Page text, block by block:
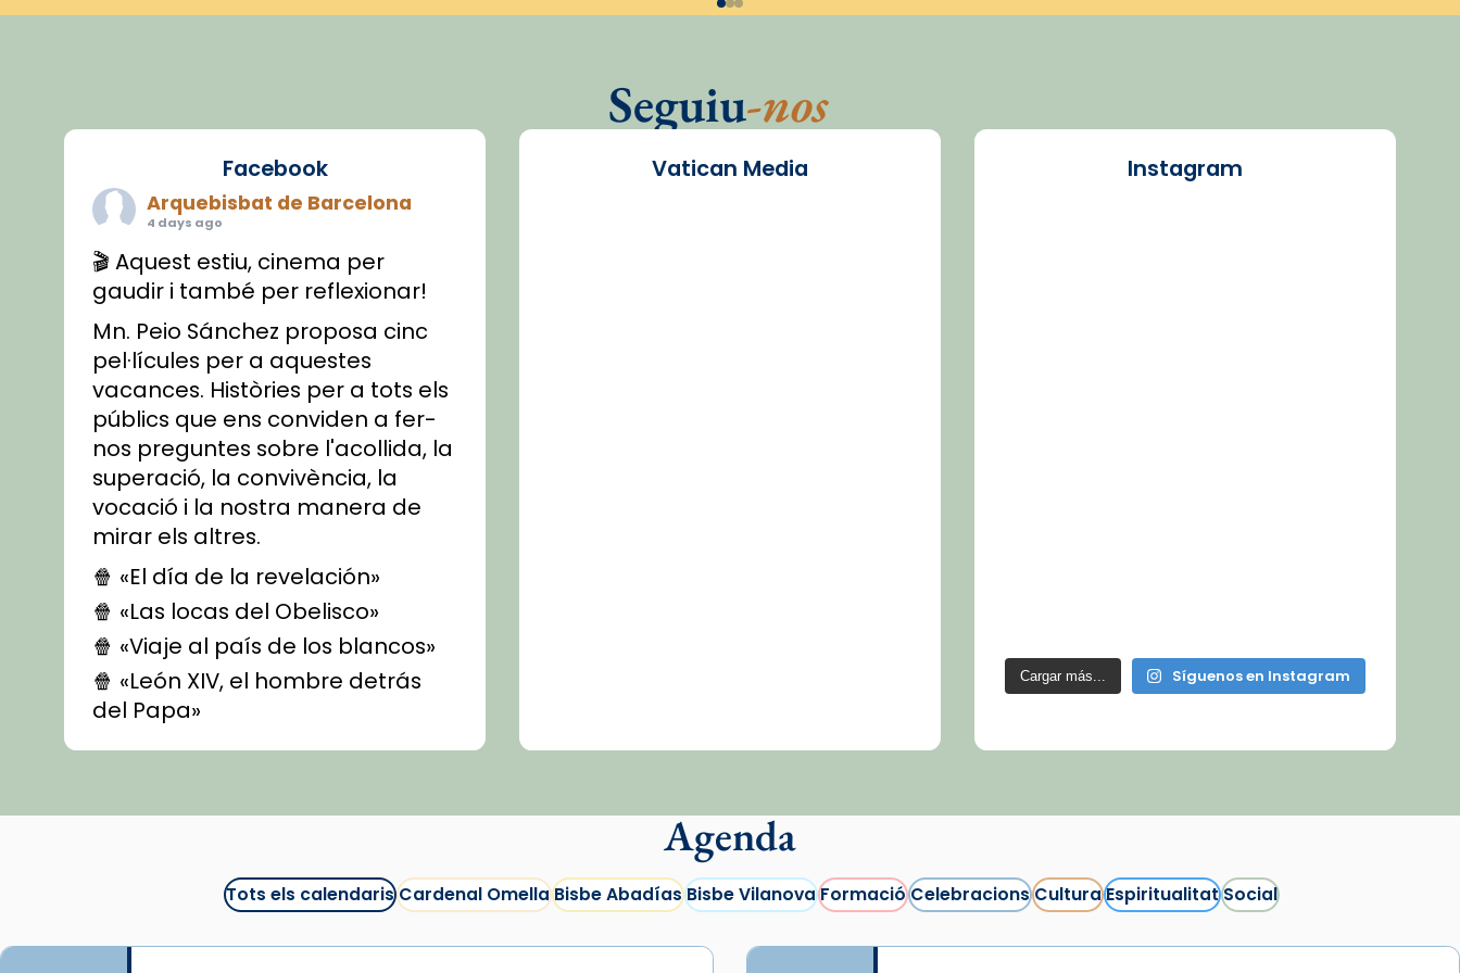
Seguiu-nos
Facebook
Arquebisbat de Barcelona
4 days ago
🎬 Aquest estiu, cinema per
gaudir i també per reflexionar!
Mn. Peio Sánchez proposa cinc
pel·lícules per a aquestes
vacances. Històries per a tots els
públics que ens conviden a fer-
nos preguntes sobre l'acollida, la
superació, la convivència, la
vocació i la nostra manera de
mirar els altres.
🍿 «El día de la revelación»
🍿 «Las locas del Obelisco»
🍿 «Viaje al país de los blancos»
🍿 «León XIV, el hombre detrás
del Papa»
🍿 «Las ovejas detectives»
recomanacions i prepara una
#CinemaEspiritualitual
@cinemaspiritcat
Imatge: Generada amb IA
Vatican Media Instagram
Cargar más... Síguenos en Instagram
Agenda
Tots els calendarisCardenal OmellaBisbe AbadíasBisbe VilanovaFormacióCelebracionsCulturaEspiritualitatSocial